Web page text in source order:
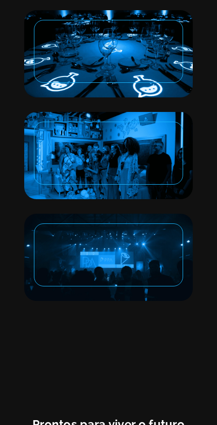
STAGE DESIGN
CONVENÇÃO ANUAL
SANDOZ
ATRAÇÃO TEMÁTICA
PARQUE DA GLOBO
GEXPERIENCE
LIGHT DESIGN
PPA - PRÊMIO
PROFISSIONAIS DO
ANO